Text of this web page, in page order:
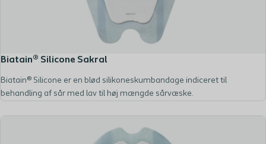
Biatain® Silicone Sakral
Biatain® Silicone er en blød silikoneskumbandage indiceret til
behandling af sår med lav til høj mængde sårvæske.